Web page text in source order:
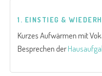
1. EINSTIEG &
Kurzes Aufwärmen mit
Besprechen der